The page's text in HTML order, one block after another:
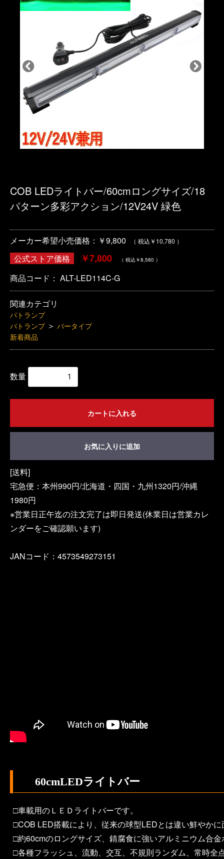
COB LEDライトバー/60cmロングサイズ/18
パターン多彩アクション/12V24V 緑色
メーカー希望小売価格：￥9,800 （ 税込￥10,780 ）
公式ストア価格 ￥7,800 （ 税込￥8,580 ）
商品コード： ALT-LED114C-G
関連カテゴリ
パトランプ
パトランプ ＞ バータイプ
新着商品
数量
カートに入れる
お気に入りに追加
[送料]
宅急便：本州990円/北海道・四国・九州1320円/沖縄
1980円
※営業日正午迄の注文完了は即日発送(休業日は営業カレ
ンダーをご確認願います)
JANコード：4573549273151
60cmLEDライトバー
□車載用のＬＥＤライトバーです。
□COB LED搭載により、従来の球型LEDとは違い鮮やか
□約60cmのロングサイズ、錆腐食に強いアルミニウム合
□各種フラッシュ、流動、交互、不規則ランダム、常時全